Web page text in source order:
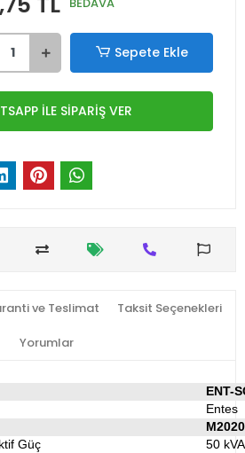
Sepete Ekle
İLE SİPARİŞ VER
ve Teslimat Taksit Seçenekleri
Yorumlar
ENT-
Entes
M2020
Güç
50